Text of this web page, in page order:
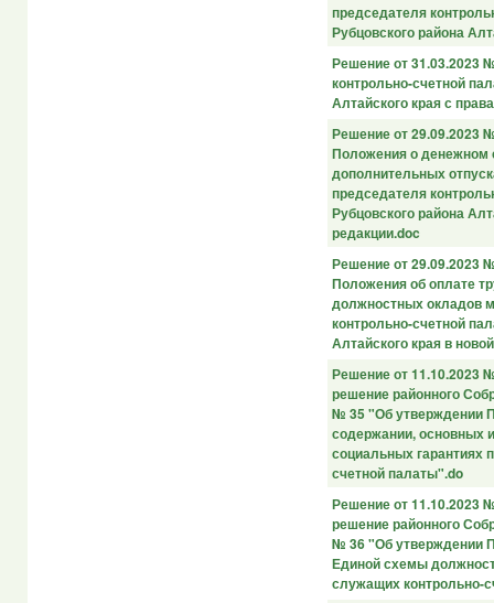
председателя
Рубцовского района
Решение от 31.03.2023
контрольно-счетной
Алтайского края с
Решение от 29.09.2023
Положения о денежном
дополнительных
председателя
Рубцовского района
редакции.doc
Решение от 29.09.2023
Положения об оплате
должностных окладов
контрольно-счетной
Алтайского края в
Решение от 11.10.2023
решение районного
№ 35 "Об утверждении
содержании, основных
социальных гарантиях
счетной палаты".do
Решение от 11.10.2023
решение районного
№ 36 "Об утверждении
Единой схемы
служащих контрольно-